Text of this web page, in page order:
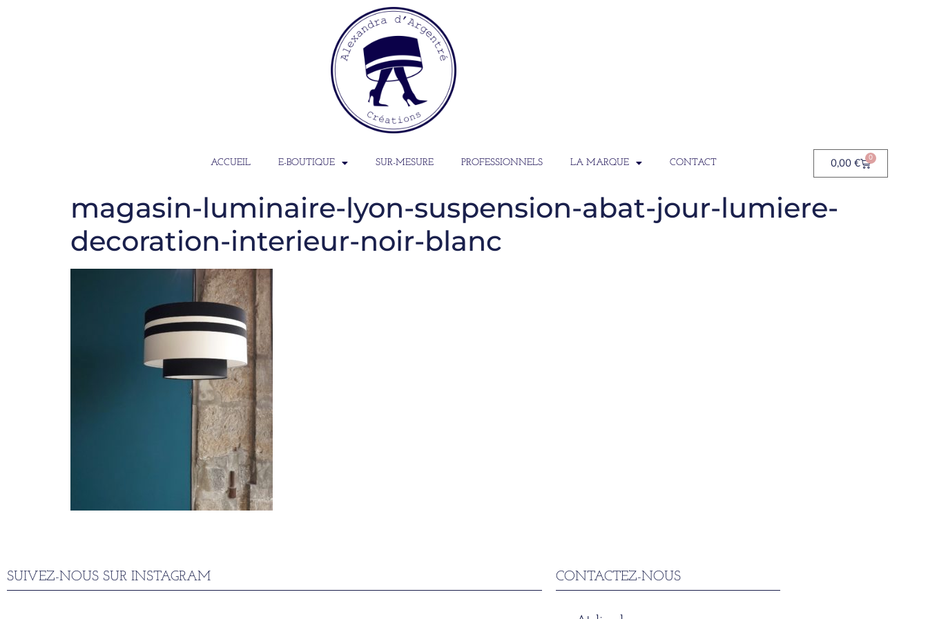
ACCUEIL E-BOUTIQUE SUR-MESURE PROFESSIONNELS LA MARQUE CONTACT 0,00 € 0
magasin-luminaire-lyon-suspension-abat-jour-lumiere-
decoration-interieur-noir-blanc
SUIVEZ-NOUS SUR INSTAGRAM CONTACTEZ-NOUS